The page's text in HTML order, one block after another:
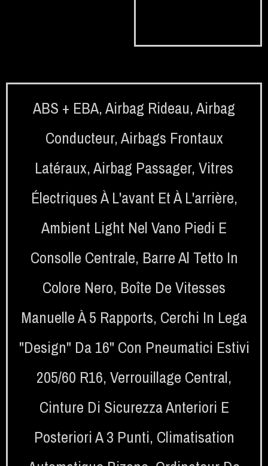
ABS + EBA,Airbag Rideau,Airbag
Conducteur,Airbags Frontaux
Latéraux,Airbag Passager, Vitres
Électriques À L'avant Et À L'arrière,
Ambient Light Nel Vano Piedi E
Consolle Centrale, Barre Al Tetto In
Colore Nero, Boîte De Vitesses
Manuelle À 5 Rapports, Cerchi In Lega
"Design" Da 16" Con Pneumatici Estivi
205/60 R16, Verrouillage Central,
Cinture Di Sicurezza Anteriori E
Posteriori A 3 Punti, Climatisation